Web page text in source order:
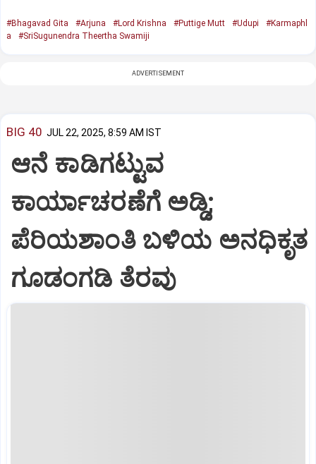
#Bhagavad Gita #Arjuna #Lord Krishna #Puttige Mutt #Udupi
#Karmaphl
a
#SriSugunendra Theertha Swamiji
ADVERTISEMENT
BIG 40 JUL 22, 2025, 8:59 AM IST
ಆನೆ ಕಾಡಿಗಟ್ಟುವ
ಕಾರ್ಯಾಚರಣೆಗೆ ಅಡ್ಡಿ;
ಪೆರಿಯಶಾಂತಿ ಬಳಿಯ ಅನಧಿಕೃತ
ಗೂಡಂಗಡಿ ತೆರವು